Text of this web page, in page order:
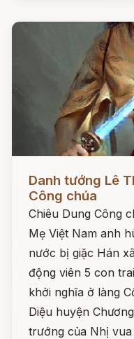
Danh tướng Lê
Công chúa
Chiêu Dung Công
Mẹ Việt Nam anh
nước bị giặc Hán
động viên 5 con
khởi nghĩa ở làng
Diệu huyện
trướng của Nhị